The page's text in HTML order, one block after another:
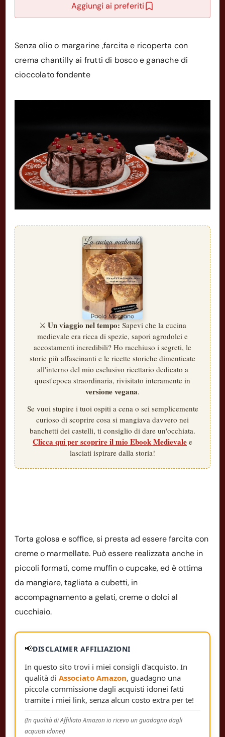
Aggiungi ai preferiti
Senza olio o margarine ,farcita e ricoperta con
crema chantilly ai frutti di bosco e ganache di
cioccolato fondente
⚔️ Un viaggio nel tempo: Sapevi che la cucina
medievale era ricca di spezie, sapori agrodolci e
accostamenti incredibili? Ho racchiuso i segreti, le
storie più affascinanti e le ricette storiche dimenticate
all'interno del mio esclusivo ricettario dedicato a
quest'epoca straordinaria, rivisitato interamente in
versione vegana.
Se vuoi stupire i tuoi ospiti a cena o sei semplicemente
curioso di scoprire cosa si mangiava davvero nei
banchetti dei castelli, ti consiglio di dare un'occhiata.
Clicca qui per scoprire il mio Ebook Medievale e
lasciati ispirare dalla storia!
Torta golosa e soffice, si presta ad essere farcita con
creme o marmellate. Può essere realizzata anche in
piccoli formati, come muffin o cupcake, ed è ottima
da mangiare, tagliata a cubetti, in
accompagnamento a gelati, creme o dolci al
cucchiaio.
📢DISCLAIMER AFFILIAZIONI
In questo sito trovi i miei consigli d'acquisto. In
qualità di Associato Amazon, guadagno una
piccola commissione dagli acquisti idonei fatti
tramite i miei link, senza alcun costo extra per te!
(In qualità di Affiliato Amazon io ricevo un guadagno dagli
acquisti idonei)